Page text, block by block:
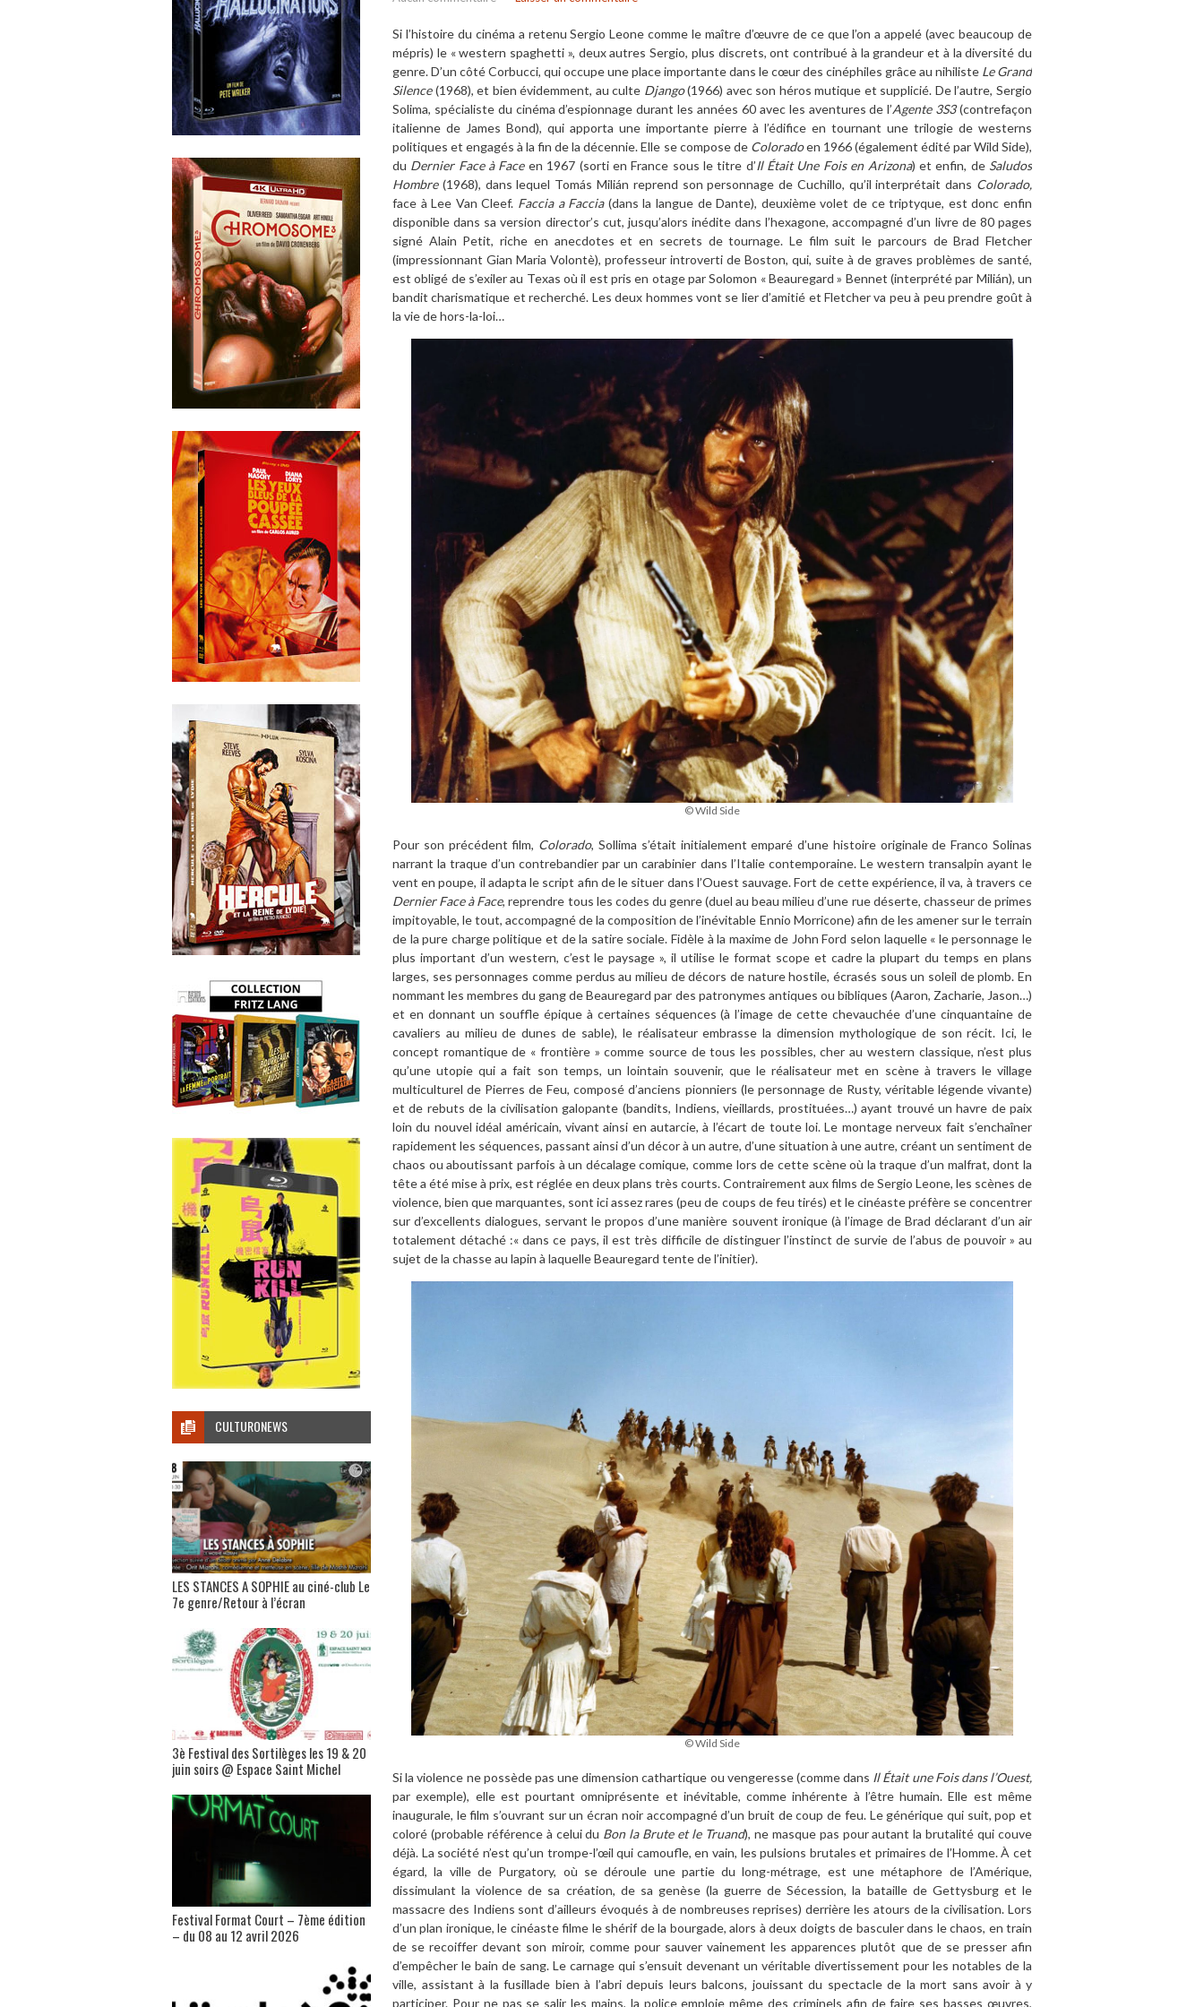
Si l’histoire du cinéma a retenu Sergio Leone comme le maître d’œuvre de ce que l’on a appelé (avec beaucoup de
mépris) le « western spaghetti », deux autres Sergio, plus discrets, ont contribué à la grandeur et à la diversité du
genre. D’un côté Corbucci, qui occupe une place importante dans le cœur des cinéphiles grâce au nihiliste Le Grand
Silence(1968), et bien évidemment, au culte Django(1966) avec son héros mutique et supplicié. De l’autre, Sergio
Solima, spécialiste du cinéma d’espionnage durant les années 60 avec les aventures de l’Agente 3S3(contrefaçon
italienne de James Bond), qui apporta une importante pierre à l’édifice en tournant une trilogie de westerns
politiques et engagés à la fin de la décennie. Elle se compose de Coloradoen 1966 (également édité par Wild Side),
du Dernier Face à Faceen 1967 (sorti en France sous le titre d’Il Était Une Fois en Arizona) et enfin, de Saludos
Hombre(1968), dans lequel Tomás Milián reprend son personnage de Cuchillo, qu’il interprétait dans Colorado,
face à Lee Van Cleef. Faccia a Faccia(dans la langue de Dante), deuxième volet de ce triptyque, est donc enfin
disponible dans sa version director’s cut, jusqu’alors inédite dans l’hexagone, accompagné d’un livre de 80 pages
signé Alain Petit, riche en anecdotes et en secrets de tournage. Le film suit le parcours de Brad Fletcher
(impressionnant Gian Maria Volontè), professeur introverti de Boston, qui, suite à de graves problèmes de santé,
est obligé de s’exiler au Texas où il est pris en otage par Solomon « Beauregard » Bennet (interprété par Milián), un
bandit charismatique et recherché. Les deux hommes vont se lier d’amitié et Fletcher va peu à peu prendre goût à
la vie de hors-la-loi…
© Wild Side
Pour son précédent film, Colorado, Sollima s’était initialement emparé d’une histoire originale de Franco Solinas
narrant la traque d’un contrebandier par un carabinier dans l’Italie contemporaine. Le western transalpin ayant le
vent en poupe, il adapta le script afin de le situer dans l’Ouest sauvage. Fort de cette expérience, il va, à travers ce
Dernier Face àFace, reprendre tous les codes du genre (duel au beau milieu d’une rue déserte, chasseur de primes
impitoyable, le tout, accompagné de la composition de l’inévitable Ennio Morricone) afin de les amener sur le terrain
de la pure charge politique et de la satire sociale. Fidèle à la maxime de John Ford selon laquelle « le personnage le
plus important d’un western, c’est le paysage », il utilise le format scope et cadre la plupart du temps en plans
larges, ses personnages comme perdus au milieu de décors de nature hostile, écrasés sous un soleil de plomb. En
nommant les membres du gang de Beauregard par des patronymes antiques ou bibliques (Aaron, Zacharie, Jason…)
et en donnant un souffle épique à certaines séquences (à l’image de cette chevauchée d’une cinquantaine de
cavaliers au milieu de dunes de sable), le réalisateur embrasse la dimension mythologique de son récit. Ici, le
concept romantique de « frontière » comme source de tous les possibles, cher au western classique, n’est plus
qu’une utopie qui a fait son temps, un lointain souvenir, que le réalisateur met en scène à travers le village
multiculturel de Pierres de Feu, composé d’anciens pionniers (le personnage de Rusty, véritable légende vivante)
et de rebuts de la civilisation galopante (bandits, Indiens, vieillards, prostituées…) ayant trouvé un havre de paix
loin du nouvel idéal américain, vivant ainsi en autarcie, à l’écart de toute loi. Le montage nerveux fait s’enchaîner
rapidement les séquences, passant ainsi d’un décor à un autre, d’une situation à une autre, créant un sentiment de
chaos ou aboutissant parfois à un décalage comique, comme lors de cette scène où la traque d’un malfrat, dont la
tête a été mise à prix, est réglée en deux plans très courts. Contrairement aux films de Sergio Leone, les scènes de
violence, bien que marquantes, sont ici assez rares (peu de coups de feu tirés) et le cinéaste préfère se concentrer
sur d’excellents dialogues, servant le propos d’une manière souvent ironique (à l’image de Brad déclarant d’un air
totalement détaché :« dans ce pays, il est très difficile de distinguer l’instinct de survie de l’abus de pouvoir » au
sujet de la chasse au lapin à laquelle Beauregard tente de l’initier).
© Wild Side
Si la violence ne possède pas une dimension cathartique ou vengeresse (comme dans IlÉtait une Fois dans l’Ouest,
par exemple), elle est pourtant omniprésente et inévitable, comme inhérente à l’être humain. Elle est même
inaugurale, le film s’ouvrant sur un écran noir accompagné d’un bruit de coup de feu. Le générique qui suit, pop et
coloré (probable référence à celui du Bon la Brute et le Truand), ne masque pas pour autant la brutalité qui couve
déjà. La société n’est qu’un trompe-l’œil qui camoufle, en vain, les pulsions brutales et primaires de l’Homme. À cet
égard, la ville de Purgatory, où se déroule une partie du long-métrage, est une métaphore de l’Amérique,
dissimulant la violence de sa création, de sa genèse (la guerre de Sécession, la bataille de Gettysburg et le
massacre des Indiens sont d’ailleurs évoqués à de nombreuses reprises) derrière les atours de la civilisation. Lors
d’un plan ironique, le cinéaste filme le shérif de la bourgade, alors à deux doigts de basculer dans le chaos, en train
de se recoiffer devant son miroir, comme pour sauver vainement les apparences plutôt que de se presser afin
d’empêcher le bain de sang. Le carnage qui s’ensuit devenant un véritable divertissement pour les notables de la
ville, assistant à la fusillade bien à l’abri depuis leurs balcons, jouissant du spectacle de la mort sans avoir à y
participer. Pour ne pas se salir les mains, la police emploie même des criminels afin de faire ses basses œuvres,
CULTURONEWS
LES STANCES A SOPHIE au ciné-club Le
7e genre/Retour à l’écran
3è Festival des Sortilèges les 19 & 20
juin soirs @ Espace Saint Michel
Festival Format Court – 7ème édition
– du 08 au 12 avril 2026